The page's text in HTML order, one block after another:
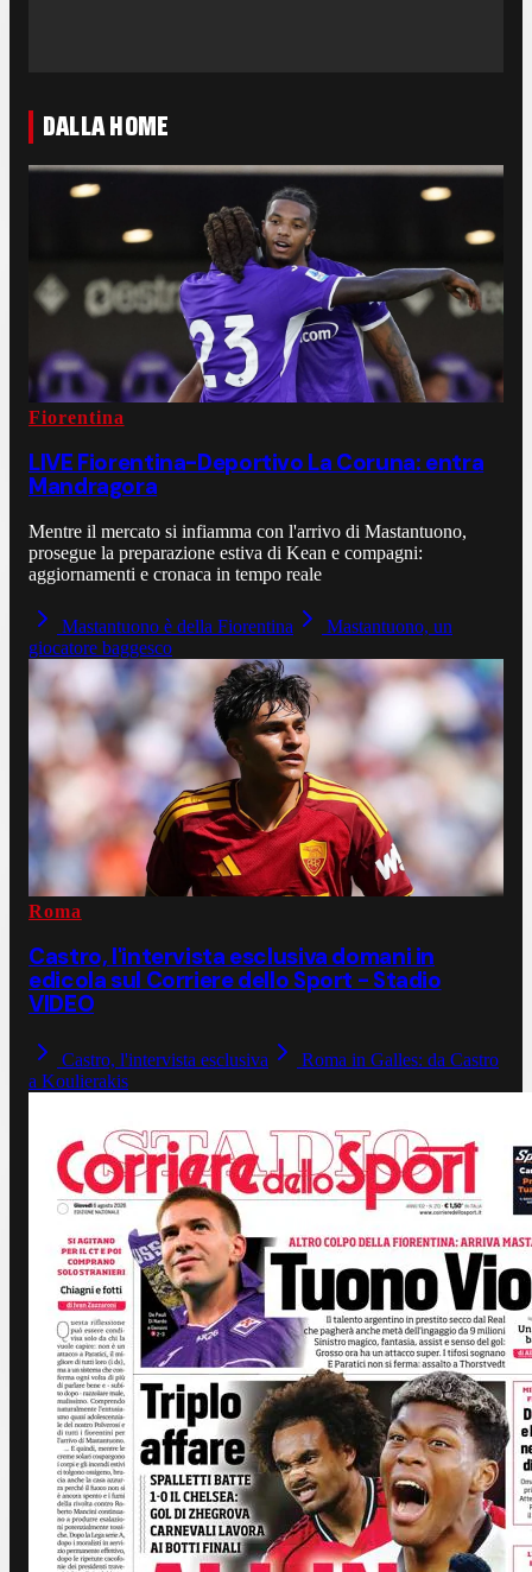
DALLA HOME
Fiorentina
LIVE Fiorentina-Deportivo La Coruna: entra
Mandragora
Mentre il mercato si infiamma con l'arrivo di Mastantuono,
prosegue la preparazione estiva di Kean e compagni:
aggiornamenti e cronaca in tempo reale
Mastantuono è della Fiorentina
Mastantuono, un
giocatore baggesco
Roma
Castro, l'intervista esclusiva domani in
edicola sul Corriere dello Sport - Stadio
VIDEO
Castro, l'intervista esclusiva
Roma in Galles: da Castro
a Koulierakis